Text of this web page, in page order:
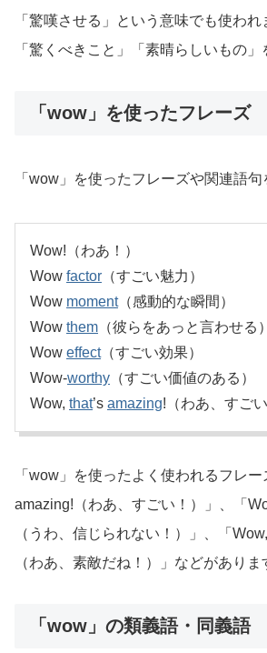
「驚嘆させる」という意味でも使わ
「驚くべきこと」「素晴らしいもの」
「wow」を使ったフレーズ
「wow」を使ったフレーズや関連語句
Wow!（わあ！）
Wow factor （すごい魅力）
Wow moment（感動的な瞬間）
Wow them （彼らをあっと言わせる）
Wow effect（すごい効果）
Wow-worthy （すごい価値のある）
Wow, that’s amazing!（わあ、すごい
「wow」を使ったよく使われるフレー
amazing!（わあ、すごい！）」、「
（うわ、信じられない！）」、「Wow,
（わあ、素敵だね！）」などがありま
「wow」の類義語・同義語